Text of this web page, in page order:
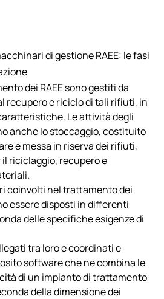
di gestione RAEE: le fasi
dei RAEE sono gestiti da
recupero e riciclo di tali rifiuti, in
Le attività degli
anche lo stoccaggio, costituito
e messa in riserva dei rifiuti,
riciclaggio, recupero e
coinvolti nel trattamento dei
essere disposti in differenti
delle specifiche esigenze di
tra loro e coordinati e
software che ne combina le
di un impianto di trattamento
della dimensione dei